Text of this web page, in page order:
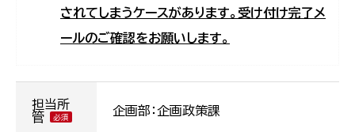
されてしまうケースがあります。受け付け完了メ
ールのご確認をお願いします。
担当所
管
企画部：企画政策課